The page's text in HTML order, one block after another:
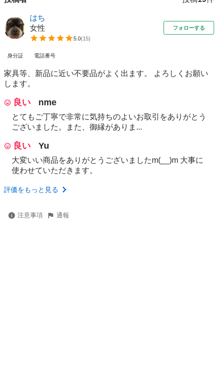
はち
女性
5.0(15)
フォローする
身分証 電話番号
家具等、新品に近い不要品がよく出ます。 よろしくお願い
します。
良い nme
とてもご丁寧で非常に気持ちのよいお取引をありがとう
ございました。また、御縁がありま...
良い Yu
大変いい商品をありがとうございましたm(__)m 大事に
使わせていただきます。
評価をもっと見る
注意事項 通報